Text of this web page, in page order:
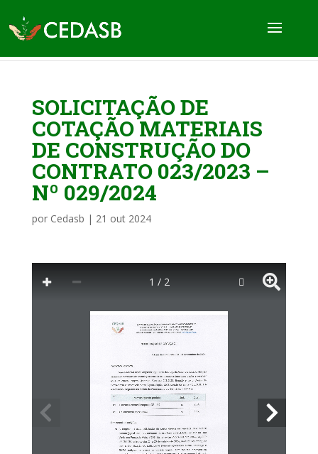
SOLICITAÇÃO DE
COTAÇÃO MATERIAIS
DE CONSTRUÇÃO DO
CONTRATO 023/2023 –
Nº 029/2024
por Cedasb | 21 out 2024
1 / 2